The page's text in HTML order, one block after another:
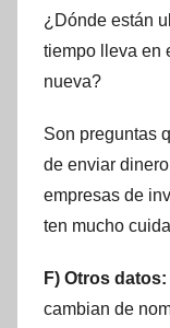
¿Dónde están
tiempo lleva en
nueva?
Son preguntas
de enviar
empresas de
ten mucho
F) Otros datos:
cambian de